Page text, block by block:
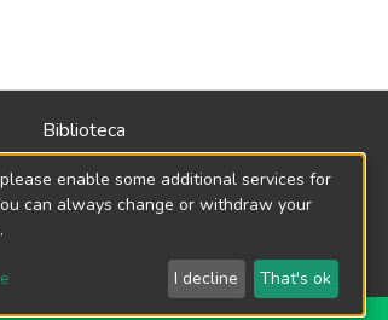
Biblioteca
Política
Normativa
enable some additional services for
can always change or withdraw your
I decline That's ok